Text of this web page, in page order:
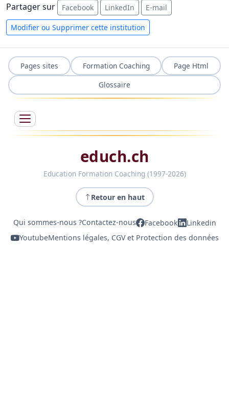
Partager sur Facebook LinkedIn E-mail
Modifier ou Supprimer cette institution
Pages sites Formation Coaching
Page Html
Glossaire
educh.ch
Education Formation Coaching (1997-2026)
Retour en haut
Qui sommes-nous ?Contactez-nous Facebook
Linkedin
YoutubeMentions légales, CGV et Protection des données